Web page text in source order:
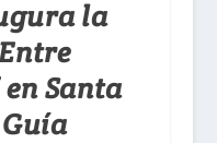
la
Santa